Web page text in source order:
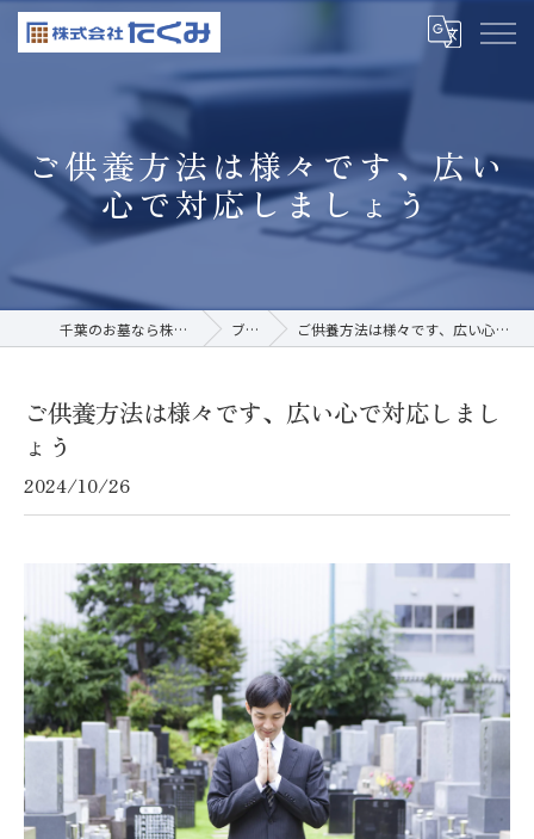
ご供養方法は様々です、広い
心で対応しましょう
千葉のお墓なら株式会社たくみ ブログ ご供養方法は様々です、広い心で対応しましょう
ご供養方法は様々です、広い心で対応しまし
ょう
2024/10/26